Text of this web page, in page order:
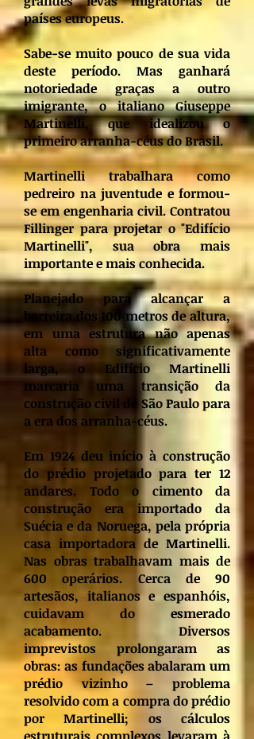
países europeus.
Sabe-se muito pouco de sua vida
deste período. Mas ganhará
notoriedade graças a outro
imigrante, o italiano Giuseppe
Martinelli, que idealizou o
primeiro arranha-céus do Brasil.
Martinelli trabalhara como
pedreiro na juventude e formou-
se em engenharia civil. Contratou
Fillinger para projetar o "Edifício
Martinelli", sua obra mais
importante e mais conhecida.
Planejado para alcançar a
barreira dos 100 metros de altura,
em uma estrutura não apenas
alta como significativamente
larga, o Edifício Martinelli
marcaria uma transição da
construção civil de São Paulo para
a era dos arranha-céus.
Em 1924 deu início à construção
do prédio projetado para ter 12
andares. Todo o cimento da
construção era importado da
Suécia e da Noruega, pela própria
casa importadora de Martinelli.
Nas obras trabalhavam mais de
600 operários. Cerca de 90
artesãos, italianos e espanhóis,
cuidavam do esmerado
acabamento. Diversos
imprevistos prolongaram as
obras: as fundações abalaram um
prédio vizinho – problema
resolvido com a compra do prédio
por Martinelli; os cálculos